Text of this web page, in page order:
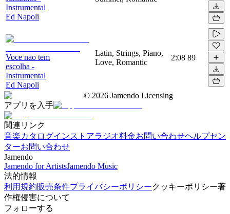
Instrumental
Ed Napoli
Voce nao tem
escolha -
Instrumental
Ed Napoli
Latin, Strings, Piano,
Love, Romantic
2:08 89
© 2026 Jamendo Licensing
アプリを入手
関連リンク
音楽カタログインストアラジオ料金お問い合わせヘルプセン
ターお問い合わせ
Jamendo
Jamendo for ArtistsJamendo Music
法的情報
利用規約販売条件プライバシーポリシークッキーポリシー著
作権侵害について
フォローする